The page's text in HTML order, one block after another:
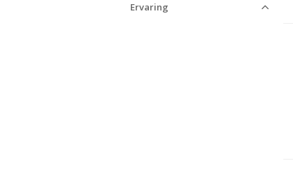
Ervaring